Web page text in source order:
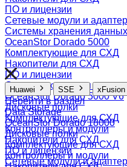
ПО и лицензии
Сетевые модули и
Системы хранения данных
OceanStor Dorado 5000
Комплектующие для СХД
Накопители для СХД
ПО и лицензии
Системы хранения данных
OceanStor Dorado 5000 V6
Дисковые полки
Комплектующие для СХД
Контроллеры и модули
Накопители для СХД
ПО и лицензии
Сетевые модули и
Huawei SSE xFusion
Перейти в раздел
Data Storage
OceanStor Dorado 18000
Дисковые полки
Комплектующие для СХД
Контроллеры и модули